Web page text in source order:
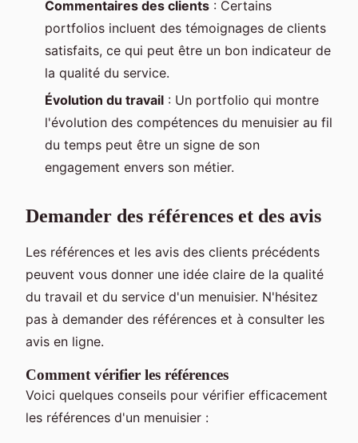
Commentaires des clients : Certains
portfolios incluent des témoignages de clients
satisfaits, ce qui peut être un bon indicateur de
la qualité du service.
Évolution du travail : Un portfolio qui montre
l'évolution des compétences du menuisier au fil
du temps peut être un signe de son
engagement envers son métier.
Demander des références et des avis
Les références et les avis des clients précédents
peuvent vous donner une idée claire de la qualité
du travail et du service d'un menuisier. N'hésitez
pas à demander des références et à consulter les
avis en ligne.
Comment vérifier les références
Voici quelques conseils pour vérifier efficacement
les références d'un menuisier :